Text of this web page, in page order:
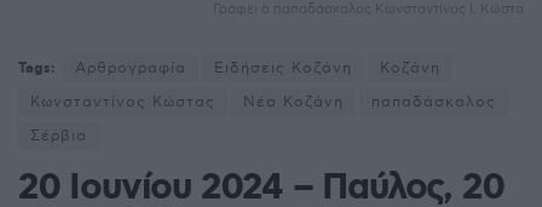
Γράφει ο παπαδάσκαλος Κωνσταντίνος Ι. Κώστα
Tags: Αρθρογραφία Ειδήσεις Κοζάνη
Κοζάνη
Κωνσταντίνος Κώστας
Νέα Κοζάνη
παπαδάσκαλος
Σέρβια
20 Ιουνίου 2024 – Παύλος, 20